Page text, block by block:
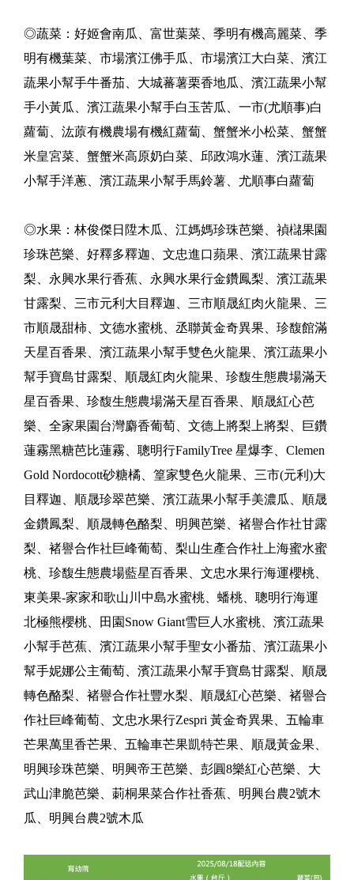
◎蔬菜：好姬會南瓜、富世葉菜、季明有機高麗菜、季
明有機葉菜、市場濱江佛手瓜、市場濱江大白菜、濱江
蔬果小幫手牛番茄、大城蕃薯栗香地瓜、濱江蔬果小幫
手小黃瓜、濱江蔬果小幫手白玉苦瓜、一市(尤順事)白
蘿蔔、汯蒝有機農場有機紅蘿蔔、蟹蟹米小松菜、蟹蟹
米皇宮菜、蟹蟹米高原奶白菜、邱政鴻水蓮、濱江蔬果
小幫手洋蔥、濱江蔬果小幫手馬鈴薯、尤順事白蘿蔔
◎水果：林俊傑日陞木瓜、江媽媽珍珠芭樂、禎櫧果園
珍珠芭樂、好釋多釋迦、文忠進口蘋果、濱江蔬果甘露
梨、永興水果行香蕉、永興水果行金鑽鳳梨、濱江蔬果
甘露梨、三市元利大目釋迦、三市順晟紅肉火龍果、三
市順晟甜柿、文德水蜜桃、丞聯黃金奇異果、珍馥館滿
天星百香果、濱江蔬果小幫手雙色火龍果、濱江蔬果小
幫手寶島甘露梨、順晟紅肉火龍果、珍馥生態農場滿天
星百香果、珍馥生態農場滿天星百香果、順晟紅心芭
樂、全家果園台灣麝香葡萄、文德上將梨上將梨、巨鑽
蓮霧黑糖芭比蓮霧、聰明行FamilyTree 星爆李、Clemen
Gold Nordocott砂糖橘、篁家雙色火龍果、三市(元利)大
目釋迦、順晟珍翠芭樂、濱江蔬果小幫手美濃瓜、順晟
金鑽鳳梨、順晟轉色酪梨、明興芭樂、褚譽合作社甘露
梨、褚譽合作社巨峰葡萄、梨山生產合作社上海蜜水蜜
桃、珍馥生態農場藍星百香果、文忠水果行海運櫻桃、
東美果-家家和歌山川中島水蜜桃、蟠桃、聰明行海運
北極熊櫻桃、田園Snow Giant雪巨人水蜜桃、濱江蔬果
小幫手芭蕉、濱江蔬果小幫手聖女小番茄、濱江蔬果小
幫手妮娜公主葡萄、濱江蔬果小幫手寶島甘露梨、順晟
轉色酪梨、褚譽合作社豐水梨、順晟紅心芭樂、褚譽合
作社巨峰葡萄、文忠水果行Zespri 黃金奇異果、五輪車
芒果萬里香芒果、五輪車芒果凱特芒果、順晟黃金果、
明興珍珠芭樂、明興帝王芭樂、彭圓8樂紅心芭樂、大
武山津脆芭樂、莿桐果菜合作社香蕉、明興台農2號木
瓜、明興台農2號木瓜